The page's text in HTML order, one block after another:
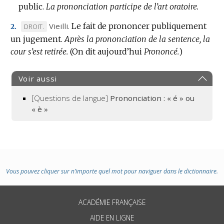
public. La prononciation participe de l’art oratoire.
2.
MARQUE
DE
DOMAINE
DROIT. Vieilli. Le fait de prononcer publiquement
un jugement. Après la prononciation de la sentence, la
cour s’est retirée. (On dit aujourd’hui Prononcé.)
Voir aussi
[Questions de langue] Prononciation : « é » ou
« è »
Vous pouvez cliquer sur n’importe quel mot pour naviguer dans le dictionnaire.
ACADÉMIE FRANÇAISE
AIDE EN LIGNE